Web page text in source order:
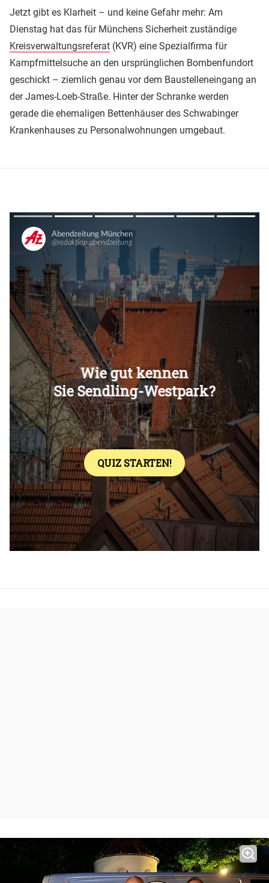
Jetzt gibt es Klarheit – und keine Gefahr mehr: Am
Dienstag hat das für Münchens Sicherheit zuständige
Kreisverwaltungsreferat (KVR) eine Spezialfirma für
Kampfmittelsuche an den ursprünglichen Bombenfundort
geschickt – ziemlich genau vor dem Baustelleneingang an
der James-Loeb-Straße. Hinter der Schranke werden
gerade die ehemaligen Bettenhäuser des Schwabinger
Krankenhauses zu Personalwohnungen umgebaut.
Überspringen